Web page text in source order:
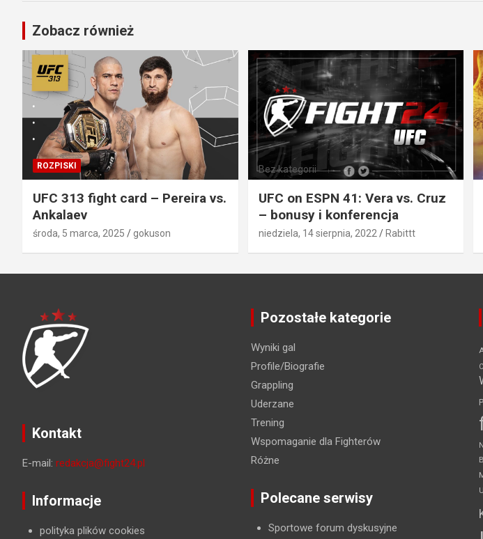
Zobacz również
ROZPISKI
UFC 313 fight card – Pereira vs.
Ankalaev
środa, 5 marca, 2025 gokuson
Bez kategorii
UFC on ESPN 41: Vera vs. Cruz
– bonusy i konferencja
niedziela, 14 sierpnia, 2022 Rabittt
Kontakt
E-mail: redakcja@fight24.pl
Informacje
polityka plików cookies
Pozostałe kategorie
Wyniki gal
Profile/Biografie
Grappling
Uderzane
Trening
Wspomaganie dla Fighterów
Różne
Polecane serwisy
Sportowe forum dyskusyjne